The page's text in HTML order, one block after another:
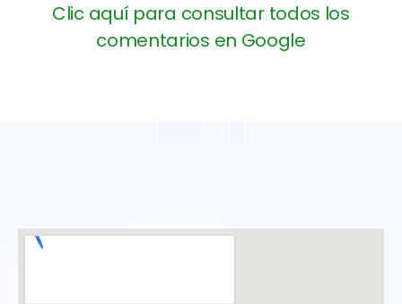
Clic aquí para consultar todos los
comentarios en Google